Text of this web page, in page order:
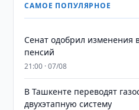
САМОЕ ПОПУЛЯРНОЕ
Сенат одобрил изменения
пенсий
21:00 · 07/08
В Ташкенте переводят
двухэтапную систему